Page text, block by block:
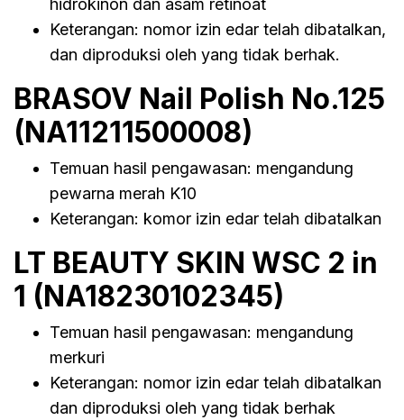
hidrokinon dan asam retinoat
Keterangan: nomor izin edar telah dibatalkan,
dan diproduksi oleh yang tidak berhak.
BRASOV Nail Polish No.125
(NA11211500008)
Temuan hasil pengawasan: mengandung
pewarna merah K10
Keterangan: komor izin edar telah dibatalkan
LT BEAUTY SKIN WSC 2 in
1 (NA18230102345)
Temuan hasil pengawasan: mengandung
merkuri
Keterangan: nomor izin edar telah dibatalkan
dan diproduksi oleh yang tidak berhak